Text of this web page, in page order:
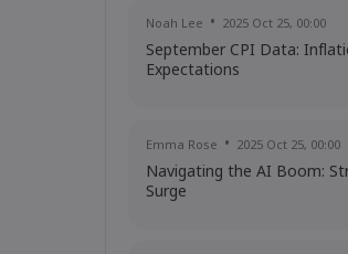
Noah Lee 2025 Oct 25, 00:00
September CPI Data:
Expectations
Emma Rose 2025 Oct 25, 00:00
Navigating the AI Boom:
Surge